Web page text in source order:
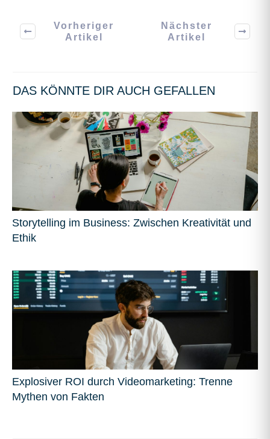
Vorheriger
Artikel
Nächster
Artikel
DAS KÖNNTE DIR AUCH GEFALLEN
Storytelling im Business: Zwischen Kreativität und
Ethik
Explosiver ROI durch Videomarketing: Trenne
Mythen von Fakten